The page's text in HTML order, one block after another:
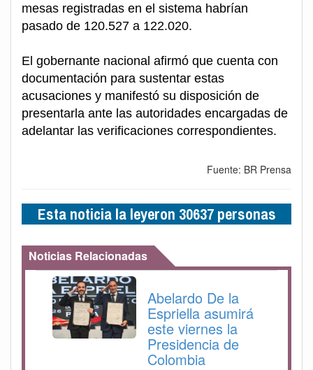
mesas registradas en el sistema habrían
pasado de 120.527 a 122.020.
El gobernante nacional afirmó que cuenta con
documentación para sustentar estas
acusaciones y manifestó su disposición de
presentarla ante las autoridades encargadas de
adelantar las verificaciones correspondientes.
Fuente: BR Prensa
Esta noticia la leyeron 30637 personas
Noticias Relacionadas
Abelardo De la
Espriella asumirá
este viernes la
Presidencia de
Colombia